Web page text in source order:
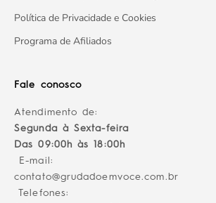
Política de Privacidade e Cookies
Programa de Afiliados
Fale conosco
Atendimento de:
Segunda à Sexta-feira
Das 09:00h às 18:00h
E-mail:
contato@grudadoemvoce.com.br
Telefones: